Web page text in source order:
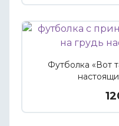
Футболка «Вот